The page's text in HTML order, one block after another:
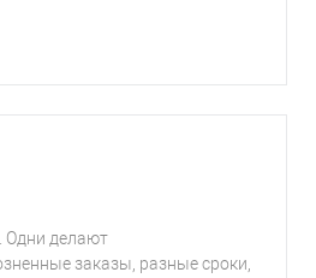
Одни делают
заказы, разные сроки,